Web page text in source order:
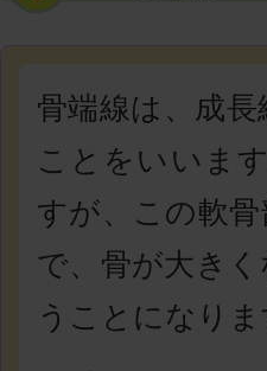
骨端線は、成
ことをいいま
すが、この軟骨
で、骨が大き
うことになりま